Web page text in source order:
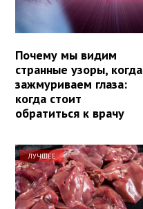
Почему мы видим
странные узоры, когда
зажмуриваем глаза:
когда стоит
обратиться к врачу
ЛУЧШЕЕ